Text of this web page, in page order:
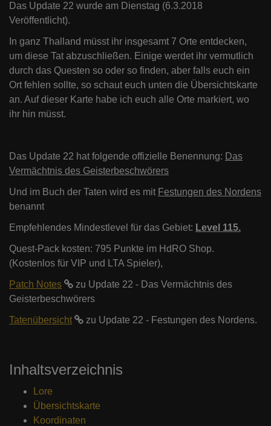
Das Update 22 wurde am Dienstag (6.3.2018
Veröffentlicht).
In ganz Thalland müsst ihr insgesamt 7 Orte entdecken,
um diese Tat abzuschließen. Einige werdet ihr vermutlich
durch das Questen so oder so finden, aber falls euch ein
Ort fehlen sollte, so schaut euch unten die Übersichtskarte
an. Auf dieser Karte habe ich euch alle Orte markiert, wo
ihr hin müsst.
Das Update 22 hat folgende offizielle Benennung: Das
Vermächtnis des Geisterbeschwörers
Und im Buch der Taten wird es mit Festungen des Nordens
benannt
Empfehlendes Mindestlevel für das Gebiet: Level 115.
Quest-Pack kosten: 795 Punkte im HdRO Shop.
(Kostenlos für VIP und LTA Spieler),
Patch Notes
zu Update 22 - Das Vermächtnis des
Geisterbeschwörers
Tatenübersicht zu Update 22 - Festungen des Nordens.
Inhaltsverzeichnis
Lore
Übersichtskarte
Koordinaten